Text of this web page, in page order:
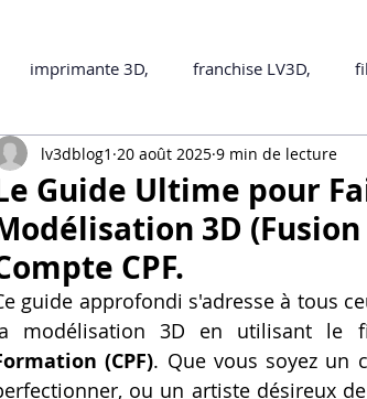
imprimante 3D, franchise LV3D,
3D à la demande Accessoires
ARTILLERY 3D Formation impression
Refaire une piece en 3D
Guide Ultime pour
3D
CPF.
lv3dblog1 20 août 2025 9 min de lecture
guide approfondi s'adresse à tous
modélisation 3D en utilisant le
(CPF). Que vous soyez un